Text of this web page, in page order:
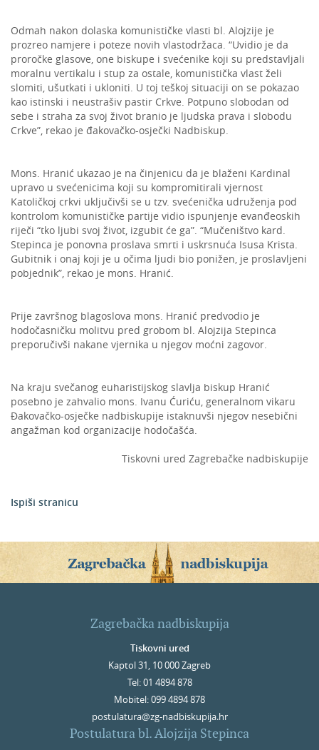
Odmah nakon dolaska komunističke vlasti bl. Alojzije je
prozreo namjere i poteze novih vlastodržaca. “Uvidio je da
proročke glasove, one biskupe i svećenike koji su predstavljali
moralnu vertikalu i stup za ostale, komunistička vlast želi
slomiti, ušutkati i ukloniti. U toj teškoj situaciji on se pokazao
kao istinski i neustrašiv pastir Crkve. Potpuno slobodan od
sebe i straha za svoj život branio je ljudska prava i slobodu
Crkve”, rekao je đakovačko-osječki Nadbiskup.
Mons. Hranić ukazao je na činjenicu da je blaženi Kardinal
upravo u svećenicima koji su kompromitirali vjernost
Katoličkoj crkvi uključivši se u tzv. svećenička udruženja pod
kontrolom komunističke partije vidio ispunjenje evanđeoskih
riječi “tko ljubi svoj život, izgubit će ga”. “Mučeništvo kard.
Stepinca je ponovna proslava smrti i uskrsnuća Isusa Krista.
Gubitnik i onaj koji je u očima ljudi bio ponižen, je proslavljeni
pobjednik”, rekao je mons. Hranić.
Prije završnog blagoslova mons. Hranić predvodio je
hodočasničku molitvu pred grobom bl. Alojzija Stepinca
preporučivši nakane vjernika u njegov moćni zagovor.
Na kraju svečanog euharistijskog slavlja biskup Hranić
posebno je zahvalio mons. Ivanu Ćuriću, generalnom vikaru
Đakovačko-osječke nadbiskupije istaknuvši njegov nesebični
angažman kod organizacije hodočašća.
Tiskovni ured Zagrebačke nadbiskupije
Ispiši stranicu
Zagrebačka nadbiskupija
Tiskovni ured
Kaptol 31, 10 000 Zagreb
Tel: 01 4894 878
Mobitel: 099 4894 878
postulatura@zg-nadbiskupija.hr
Postulatura bl. Alojzija Stepinca